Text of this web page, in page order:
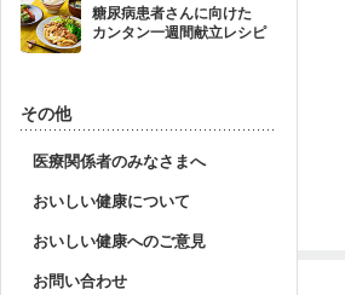
糖尿病患者さんに向けた
カンタン一週間献立レシピ
その他
医療関係者のみなさまへ
おいしい健康について
おいしい健康へのご意見
お問い合わせ